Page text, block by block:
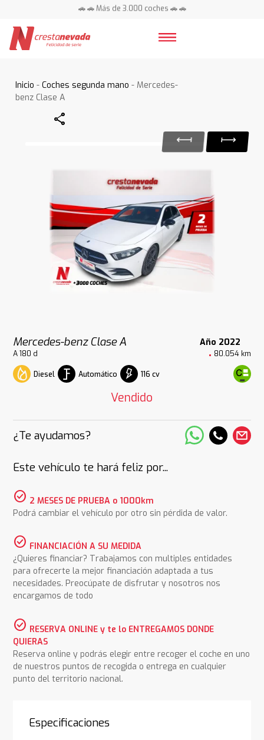
🚗 🚗 Más de 3.000 coches 🚗 🚗
Inicio -Coches segunda mano - Mercedes-
benz Clase A
Share
Mercedes-benz Clase A Año 2022
A 180 d 80.054 km
Diesel Automático 116 cv
Vendido
¿Te ayudamos?
Este vehículo te hará feliz por...
check_circle 2 MESES DE PRUEBA o 1000km
Podrá cambiar el vehículo por otro sin pérdida de valor.
check_circle FINANCIACIÓN A SU MEDIDA
¿Quieres financiar? Trabajamos con multiples entidades
para ofrecerte la mejor financiación adaptada a tus
necesidades. Preocúpate de disfrutar y nosotros nos
encargamos de todo
check_circle RESERVA ONLINE y te lo ENTREGAMOS DONDE
QUIERAS
Reserva online y podrás elegir entre recoger el coche en uno
de nuestros puntos de recogida o entrega en cualquier
punto del territorio nacional.
Especificaciones